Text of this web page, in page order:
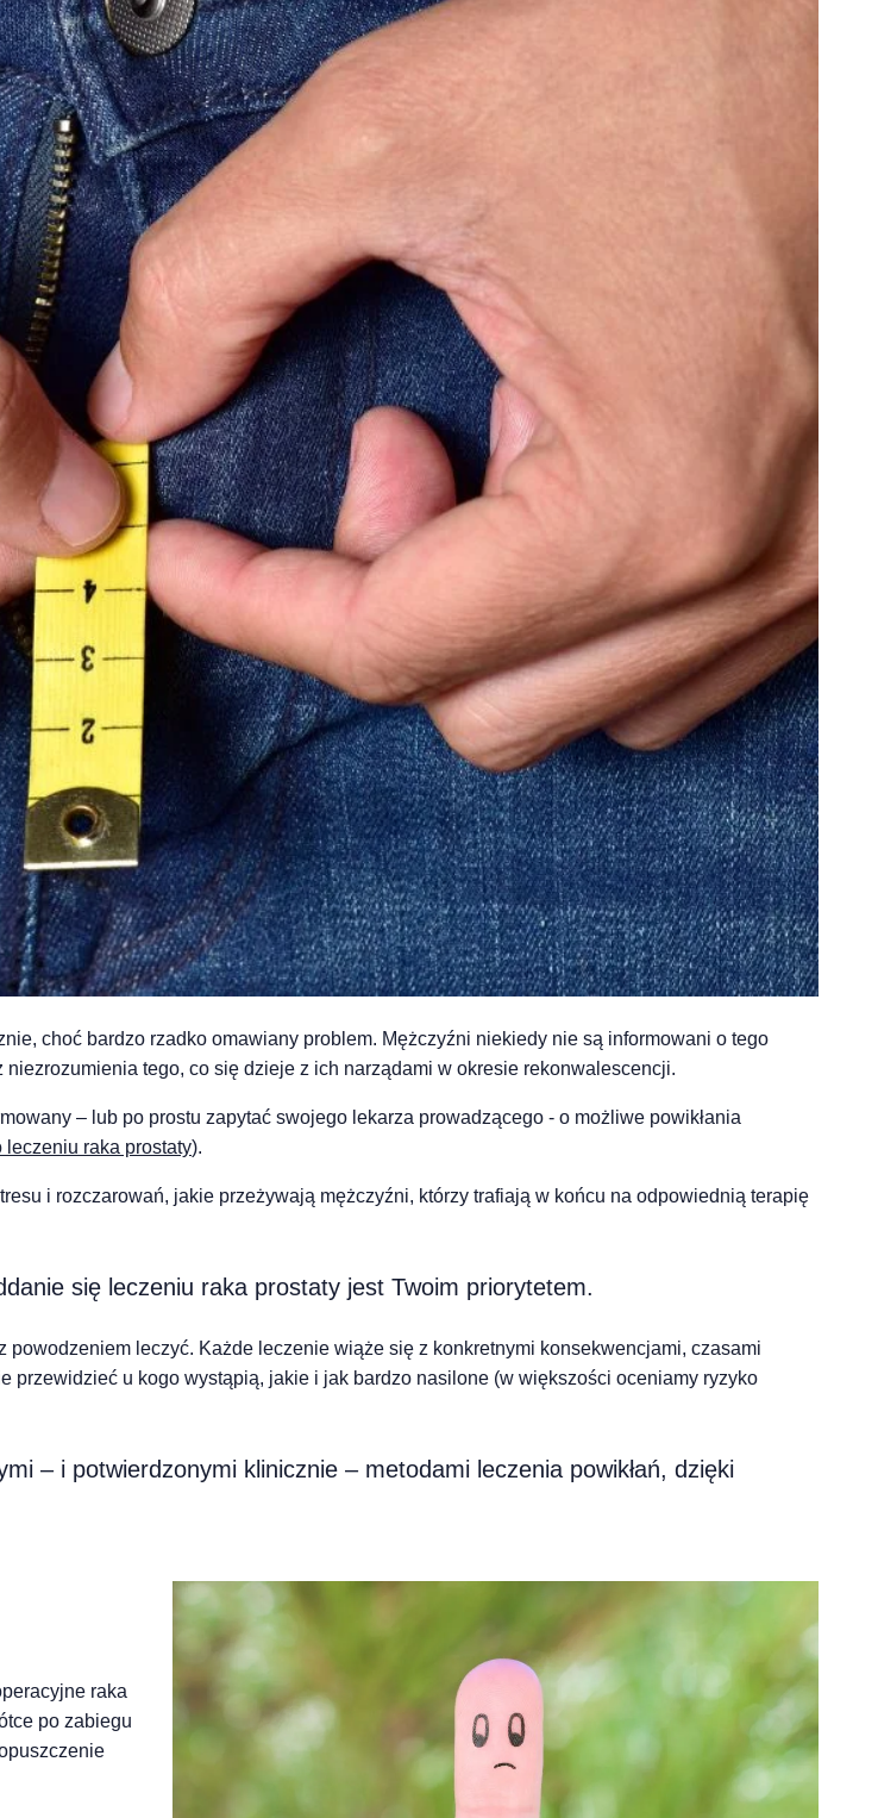
choć bardzo rzadko omawiany problem. Mężczyźni niekiedy nie są informowani o tego
tego, co się dzieje z ich narządami w okresie rekonwalescencji.
– lub po prostu zapytać swojego lekarza prowadzącego - o możliwe powikłania
raka prostaty).
i rozczarowań, jakie przeżywają mężczyźni, którzy trafiają w końcu na odpowiednią terapię
się leczeniu raka prostaty jest Twoim priorytetem.
leczyć. Każde leczenie wiąże się z konkretnymi konsekwencjami, czasami
przewidzieć u kogo wystąpią, jakie i jak bardzo nasilone (w większości oceniamy ryzyko
– i potwierdzonymi klinicznie – metodami leczenia powikłań, dzięki
raka
po zabiegu